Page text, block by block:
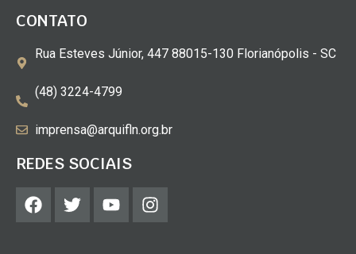
CONTATO
Rua Esteves Júnior, 447 88015-130 Florianópolis - SC
(48) 3224-4799
imprensa@arquifln.org.br
REDES SOCIAIS